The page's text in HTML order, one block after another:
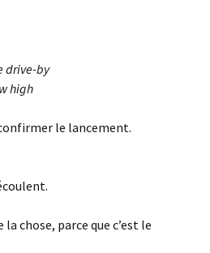
drive-by
high
le lancement.
chose, parce que c’est le